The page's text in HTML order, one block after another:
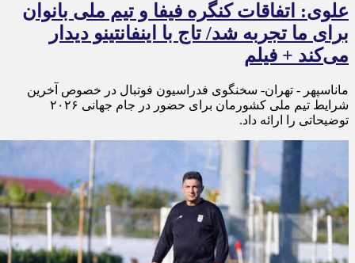
علوی: اتفاقات کنگره فیفا و تیم ملی بانوان
برای ما تجربه شد/ تاج با اینفانتینو دیدار
می‌کند + فیلم
ماناسپهر - تهران- سخنگوی فدراسیون فوتبال در خصوص آخرین
شرایط تیم ملی کشورمان برای حضور در جام جهانی ۲۰۲۶
توضیحاتی را ارائه داد.